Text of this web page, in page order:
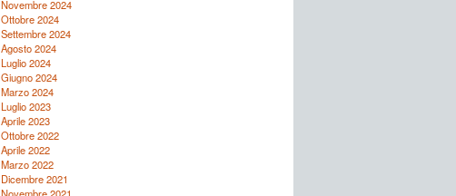
Novembre 2024
Ottobre 2024
Settembre 2024
Agosto 2024
Luglio 2024
Giugno 2024
Marzo 2024
Luglio 2023
Aprile 2023
Ottobre 2022
Aprile 2022
Marzo 2022
Dicembre 2021